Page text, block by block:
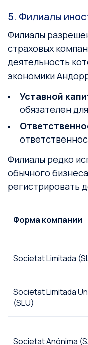
5. Филиалы
Филиалы
страховых
деятельность
экономики
Уставной
обязателен
Филиалы редко
обычного
регистрировать
Форма компании
Societat Limitada
Societat Limitada
(SLU)
Societat Anónima